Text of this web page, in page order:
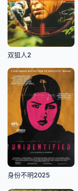
双狙人2
身份不明2025